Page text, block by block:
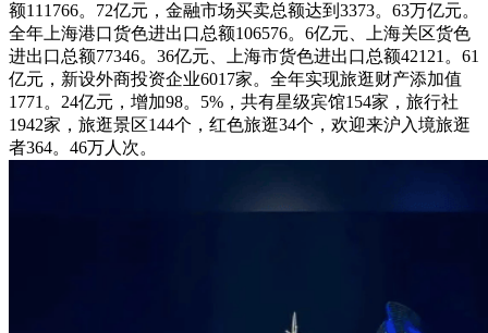
额111766。72亿元，金融市场买卖总额达到3373。63万亿元。
全年上海港口货色进出口总额106576。6亿元、上海关区货色
进出口总额77346。36亿元、上海市货色进出口总额42121。61
亿元，新设外商投资企业6017家。全年实现旅逛财产添加值
1771。24亿元，增加98。5%，共有星级宾馆154家，旅行社
1942家，旅逛景区144个，红色旅逛34个，欢迎来沪入境旅逛
者364。46万人次。